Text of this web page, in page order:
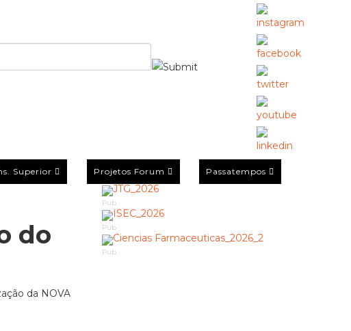
Superior Projetos Forum Passatempos
do
da NOVA
Pub
Pub
Pub